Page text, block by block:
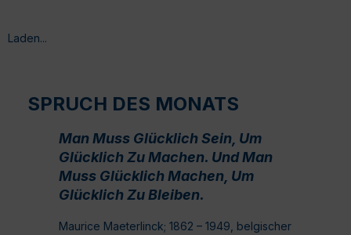
Laden...
SPRUCH DES MONATS
Man Muss Glücklich Sein, Um
Glücklich Zu Machen. Und Man
Muss Glücklich Machen, Um
Glücklich Zu Bleiben.
Maurice Maeterlinck; 1862 – 1949, belgischer